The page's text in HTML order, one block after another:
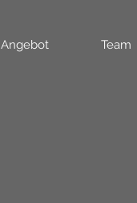
Angebot Team